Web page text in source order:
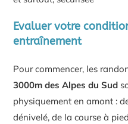
Evaluer votre
entraînement
Pour commencer, les
3000m des Alpes du Sud
physiquement en amont :
dénivelé, de la course à